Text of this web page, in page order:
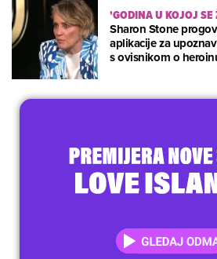
'GODINA U KOJOJ
Sharon Stone
aplikacije za
s ovisnikom o